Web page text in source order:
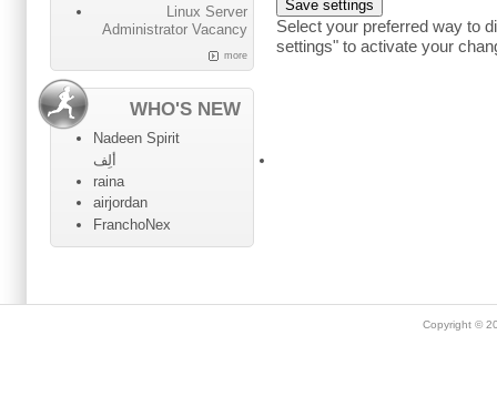
Select your preferred way to
settings" to activate your
Linux Server
Administrator Vacancy
more
WHO'S NEW
Nadeen Spirit
ألِف
raina
airjordan
FranchoNex
Copyright ©